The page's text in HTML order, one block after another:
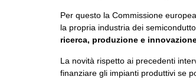
Per questo la Commissione
la propria industria dei
ricerca, produzione e
La novità rispetto ai precedenti
finanziare gli impianti produttivi se